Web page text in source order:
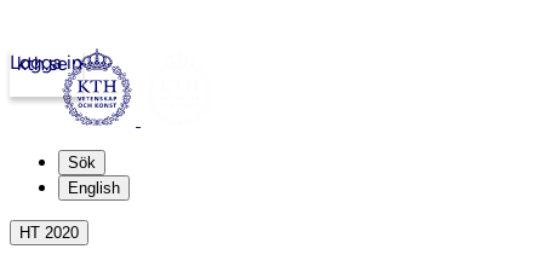
kth.se
Logga in
Sök
English
HT 2020